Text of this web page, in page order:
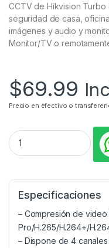
CCTV de Hikvision Turbo
seguridad de casa,
imágenes y audio y
Monitor/TV o
$69.99
Precio en efectivo o
Especificaciones
– Compresión de video
Pro/H.265/H.264+/
– Dispone de 4